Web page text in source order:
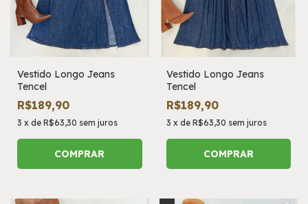
Vestido Longo Jeans
Tencel
R$189,90
3 x de R$63,30 sem juros
COMPRAR
Vestido Longo Jeans
Tencel
R$189,90
3 x de R$63,30 sem juros
COMPRAR